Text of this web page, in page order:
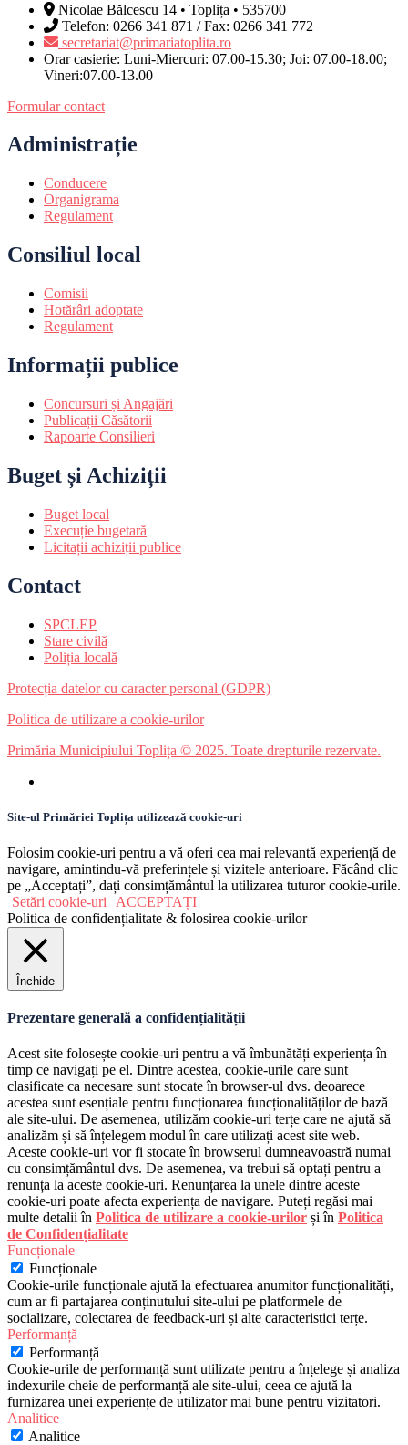
Nicolae Bălcescu 14 • Toplița • 535700
Telefon: 0266 341 871 / Fax: 0266 341 772
secretariat@primariatoplita.ro
Orar casierie: Luni-Miercuri: 07.00-15.30; Joi: 07.00-18.00;
Vineri:07.00-13.00
Formular contact
Administrație
Conducere
Organigrama
Regulament
Consiliul local
Comisii
Hotărâri adoptate
Regulament
Informații publice
Concursuri și Angajări
Publicații Căsătorii
Rapoarte Consilieri
Buget și Achiziții
Buget local
Execuție bugetară
Licitații achiziții publice
Contact
SPCLEP
Stare civilă
Poliția locală
Protecția datelor cu caracter personal (GDPR)
Politica de utilizare a cookie-urilor
Primăria Municipiului Toplița © 2025. Toate drepturile rezervate.
Site-ul Primăriei Toplița utilizează cookie-uri
Folosim cookie-uri pentru a vă oferi cea mai relevantă experiență de
navigare, amintindu-vă preferințele și vizitele anterioare. Făcând clic
pe „Acceptați”, dați consimțământul la utilizarea tuturor cookie-urile.
Setări cookie-uri
ACCEPTAȚI
Politica de confidențialitate & folosirea cookie-urilor
Închide
Prezentare generală a confidențialității
Acest site folosește cookie-uri pentru a vă îmbunătăți experiența în
timp ce navigați pe el. Dintre acestea, cookie-urile care sunt
clasificate ca necesare sunt stocate în browser-ul dvs. deoarece
acestea sunt esențiale pentru funcționarea funcționalităților de bază
ale site-ului. De asemenea, utilizăm cookie-uri terțe care ne ajută să
analizăm și să înțelegem modul în care utilizați acest site web.
Aceste cookie-uri vor fi stocate în browserul dumneavoastră numai
cu consimțământul dvs. De asemenea, va trebui să optați pentru a
renunța la aceste cookie-uri. Renunțarea la unele dintre aceste
cookie-uri poate afecta experiența de navigare. Puteți regăsi mai
multe detalii în Politica de utilizare a cookie-urilor și în Politica
de Confidențialitate
Funcționale
Funcționale
Cookie-urile funcționale ajută la efectuarea anumitor funcționalități,
cum ar fi partajarea conținutului site-ului pe platformele de
socializare, colectarea de feedback-uri și alte caracteristici terțe.
Performanță
Performanță
Cookie-urile de performanță sunt utilizate pentru a înțelege și analiza
indexurile cheie de performanță ale site-ului, ceea ce ajută la
furnizarea unei experiențe de utilizator mai bune pentru vizitatori.
Analitice
Analitice